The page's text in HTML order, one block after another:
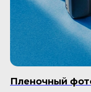
Пленочный